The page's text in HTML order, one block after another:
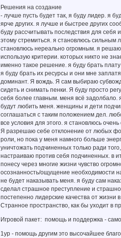
Решения на создание
- лучше пусть будет так, я буду лидер. я
ярче других. я лучше и быстрее других
буду рассчитывать последствия для себя
этому стремиться. я становлюсь
становлюсь нереально огромным. я решаю
использую критерии. которых никто не
именно такое решение. я буду брать
я буду брать их ресурсы и они мне
доминант. Я вождь. Я сам выбираю
сидеть и снимать пенки. Я буду просто
себя более главным. меня всё
будут любить меня. женщины и дети
соглашаться с таким положением дел.
все условия для этого. я становлюсь
Я разрешаю себе отклонение от любых
роли, но пока у меня намного больше
уничтожать подчиненных только ради
настраиваю против себя подчиненных. в
понесу через многие жизни чувство
осознанность/ощущение необходимости
не будет наказывать меня. я буду сам
сделал страшное преступление и
постепенно лидерские качества от жизни
Странное пространство, как бы уходит в
Игровой пакет: помощь и поддержка -
1ур - помощь другим это высочайшее